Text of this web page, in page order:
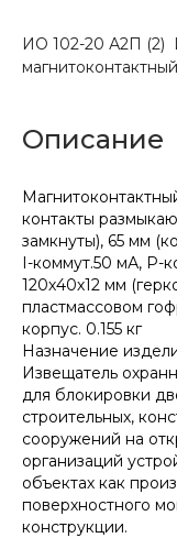
ИО 102-20 А2П (2)
Описание
контакты
замкнуты), 65 мм
I-коммут.50 мА, P-
120х40х12 мм
пластмассовом
корпус. 0.155 кг
Назначение
Извещатель
для блокировки
строительных,
сооружений на
организаций
объектах как
поверхностного
конструкции.